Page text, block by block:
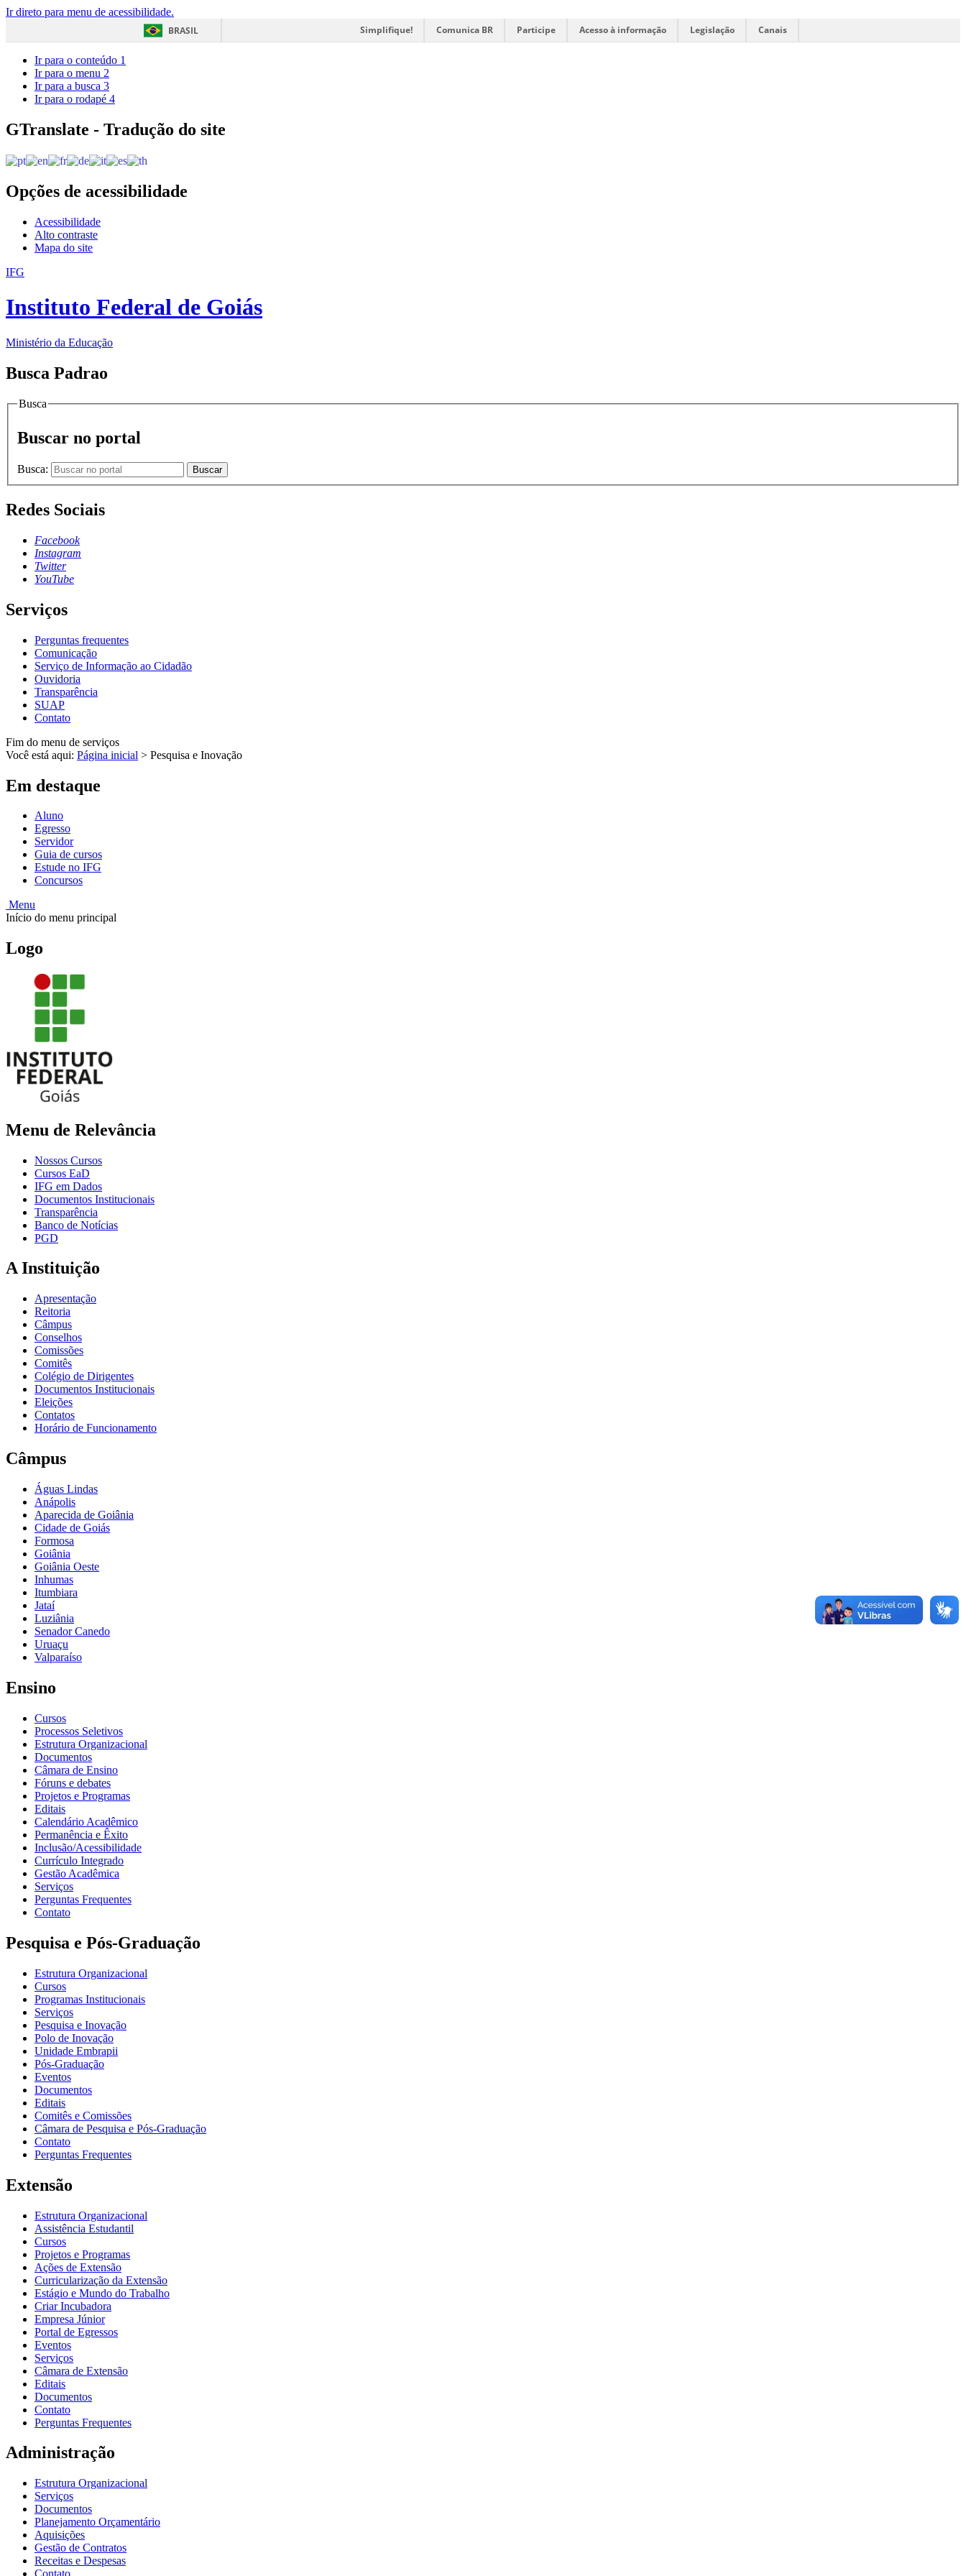
Ir direto para menu de acessibilidade.
BRASIL
Simplifique! Comunica BR Participe Acesso à informação Legislação Canais
Ir para o conteúdo 1
Ir para o menu 2
Ir para a busca 3
Ir para o rodapé 4
GTranslate - Tradução do site
Opções de acessibilidade
Acessibilidade
Alto contraste
Mapa do site
IFG
Instituto Federal de Goiás
Ministério da Educação
Busca Padrao
Busca
Buscar no portal
Busca: Buscar
Redes Sociais
Facebook
Instagram
Twitter
YouTube
Serviços
Perguntas frequentes
Comunicação
Serviço de Informação ao Cidadão
Ouvidoria
Transparência
SUAP
Contato
Fim do menu de serviços
Você está aqui: Página inicial > Pesquisa e Inovação
Em destaque
Aluno
Egresso
Servidor
Guia de cursos
Estude no IFG
Concursos
Menu
Início do menu principal
Logo
Menu de Relevância
Nossos Cursos
Cursos EaD
IFG em Dados
Documentos Institucionais
Transparência
Banco de Notícias
PGD
A Instituição
Apresentação
Reitoria
Câmpus
Conselhos
Comissões
Comitês
Colégio de Dirigentes
Documentos Institucionais
Eleições
Contatos
Horário de Funcionamento
Câmpus
Águas Lindas
Anápolis
Aparecida de Goiânia
Cidade de Goiás
Formosa
Goiânia
Goiânia Oeste
Inhumas
Itumbiara
Jataí
Luziânia
Senador Canedo
Uruaçu
Valparaíso
Ensino
Cursos
Processos Seletivos
Estrutura Organizacional
Documentos
Câmara de Ensino
Fóruns e debates
Projetos e Programas
Editais
Calendário Acadêmico
Permanência e Êxito
Inclusão/Acessibilidade
Currículo Integrado
Gestão Acadêmica
Serviços
Perguntas Frequentes
Contato
Pesquisa e Pós-Graduação
Estrutura Organizacional
Cursos
Programas Institucionais
Serviços
Pesquisa e Inovação
Polo de Inovação
Unidade Embrapii
Pós-Graduação
Eventos
Documentos
Editais
Comitês e Comissões
Câmara de Pesquisa e Pós-Graduação
Contato
Perguntas Frequentes
Extensão
Estrutura Organizacional
Assistência Estudantil
Cursos
Projetos e Programas
Ações de Extensão
Curricularização da Extensão
Estágio e Mundo do Trabalho
Criar Incubadora
Empresa Júnior
Portal de Egressos
Eventos
Serviços
Câmara de Extensão
Editais
Documentos
Contato
Perguntas Frequentes
Administração
Estrutura Organizacional
Serviços
Documentos
Planejamento Orçamentário
Aquisições
Gestão de Contratos
Receitas e Despesas